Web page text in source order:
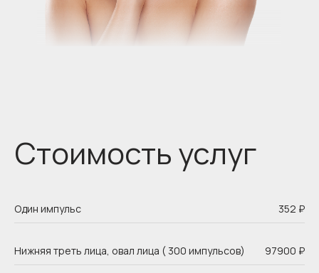
Один импульс 352 ₽
Нижняя треть лица, овал лица ( 300 импульсов) 97900 ₽
переулок 3
м. Курская / Чкаловская